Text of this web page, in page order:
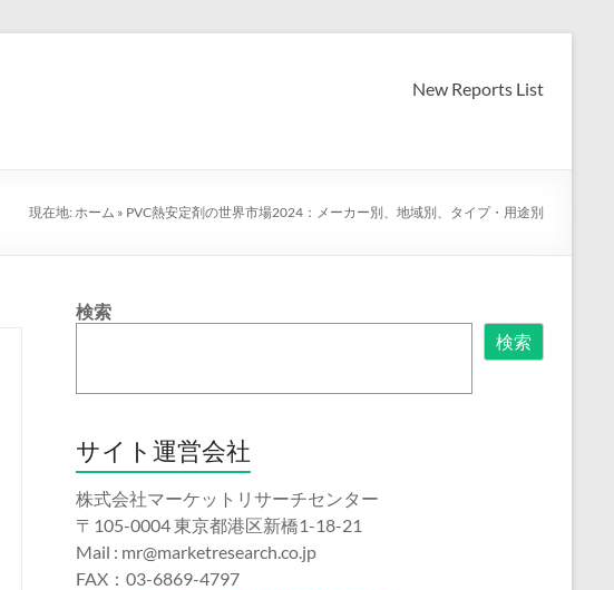
New Reports List
現在地: ホーム » PVC熱安定剤の世界市場2024：メーカー別、地域別、タイプ・用途別
検索
検索
サイト運営会社
株式会社マーケットリサーチセンター
〒105-0004 東京都港区新橋1-18-21
Mail : mr@marketresearch.co.jp
FAX：03-6869-4797